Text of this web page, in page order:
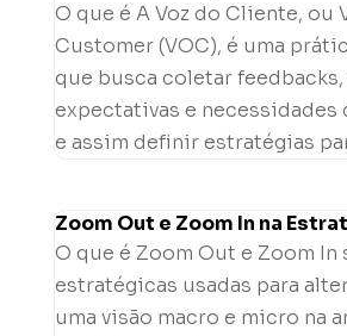
O que é A Voz do Cliente, ou
Customer (VOC), é uma
que busca coletar
expectativas e necessidades
e assim definir estratégias
Zoom Out e Zoom In na
O que é Zoom Out e Zoom In
estratégicas usadas para
uma visão macro e micro na